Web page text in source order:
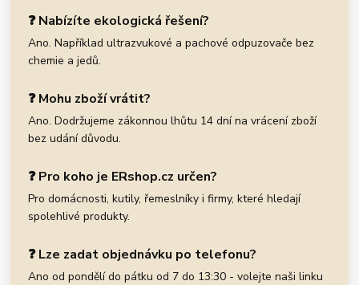
❓ Nabízíte ekologická řešení?
Ano. Například ultrazvukové a pachové odpuzovače bez
chemie a jedů.
❓ Mohu zboží vrátit?
Ano. Dodržujeme zákonnou lhůtu 14 dní na vrácení zboží
bez udání důvodu.
❓ Pro koho je ERshop.cz určen?
Pro domácnosti, kutily, řemeslníky i firmy, které hledají
spolehlivé produkty.
❓ Lze zadat objednávku po telefonu?
Ano od pondělí do pátku od 7 do 13:30 - volejte naši linku